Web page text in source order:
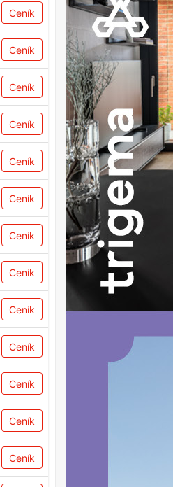
Ceník
Ceník
Ceník
Ceník
Ceník
Ceník
Ceník
Ceník
Ceník
Ceník
Ceník
Ceník
Ceník